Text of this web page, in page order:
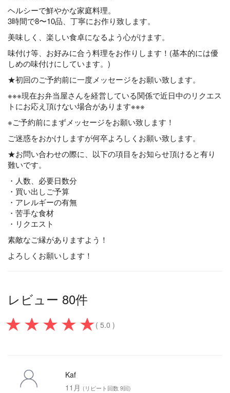
ヘルシーで鮮やかな家庭料理。
3時間で8〜10品、丁寧にお作り致します。
美味しく、楽しい食卓になるよう心がけます。
味付け等、お好みに合う料理をお作りします！(基本的には優
しめの味付けにしています。)
★初回のご予約前に一度メッセージをお願い致します。
※※※現在お弁当屋さんを経営している関係で近日中のリクエス
トにお応え頂けない場合があります※※※
※ご予約前にまずメッセージをお願い致します！
ご迷惑をおかけしますが何卒よろしくお願い致します。
★お問い合わせの際に、以下の項目をお知らせ頂けると有り
難いです。
・人数、必要日数分
・買い出しご予算
・アレルギーの有無
・苦手な食材
・リクエスト
素敵なご縁がありますよう！
よろしくお願いします！
レビュー 80件
( 5.0 )
Kaf
11月 (リピート回数 9回)